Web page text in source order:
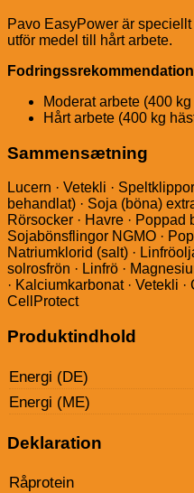
Pavo EasyPower är
utför medel till hårt arbete.
Moderat arbete (400
Hårt arbete (400 kg
Sammensætning
Lucern · Vetekli ·
behandlat) · Soja (böna)
Rörsocker · Havre · Poppad
Sojabönsflingor NGMO ·
Natriumklorid (salt) ·
solrosfrön · Linfrö ·
· Kalciumkarbonat · Vetekli ·
CellProtect
Produktindhold
Energi (DE)
Energi (ME)
Deklaration
Råprotein